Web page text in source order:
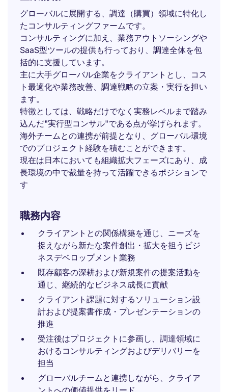
グローバルに展開する、調達（購買）領域に特化し
たコンサルティングファームです。
コンサルティングに加え、業務アウトソーシングや
SaaS型ツールの提供も行っており、調達全体を包
括的に支援しています。
主に大手グローバル企業をクライアントとし、コス
ト最適化や業務改善、調達戦略の立案・実行を担い
ます。
特徴としては、戦略だけでなく実務レベルまで踏み
込んだ"実行型コンサル"である点が挙げられます。
海外チームとの連携が前提となり、グローバル環境
でのプロジェクト経験を積むことができます。
現在は日本においても組織拡大フェーズにあり、成
長環境の中で裁量を持って活躍できるポジションで
す
職務内容
クライアントとの関係構築を通じ、ニーズを
捉えながら新たな案件創出・拡大を担うビジ
ネスデベロップメント業務
既存顧客の深耕および新規案件の提案活動を
通じ、継続的なビジネス成長に貢献
クライアント課題に対するソリューション設
計および提案書作成・プレゼンテーションの
推進
受注後はプロジェクトに参画し、調達領域に
おけるコンサルティングおよびデリバリーを
担当
グローバルチームと連携しながら、クライア
ントへの価値提供をリード